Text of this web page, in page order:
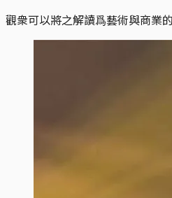
觀衆可以將之解讀爲藝術與商業